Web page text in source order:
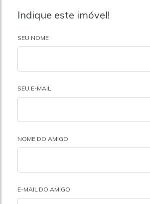
Indique este imóvel!
SEU NOME
SEU E-MAIL
NOME DO AMIGO
E-MAIL DO AMIGO